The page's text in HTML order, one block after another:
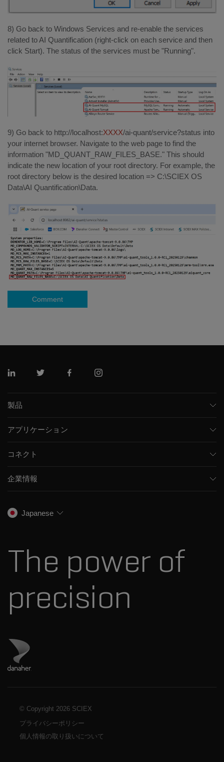
8) Go back to Windows Services and re-enable the services
related to AI Quantification (right-click on each service and then
click Start). The status of the services must be "Running".
9) Go back to http://localhost:XXXX/ai-quant/service?status into
your internet browser. Navigate to the web page to find the
information "MD_QUANT_RAW_FILES_BASE." This should
indicate the new location of your root directory. For example, the
root directory below is the desired location => C:\SCIEX OS
Data\AI Quantification\Data.
Comment
リンクトインツイッターフェイスブックインスタグラム
製品
キャピラリー電気泳動機器
統合ソリューション
スペクトルライブラリ
アプリケーション
環境分析
法医学ソリューション
コネクト
トレーニング
キャリア
企業情報
プレスリリース
Japanese
The power of
precision
ダナハーのサイトにアクセス
© Copyright 2026 SCIEX
プライバシーポリシー
個人情報の取り扱いについて